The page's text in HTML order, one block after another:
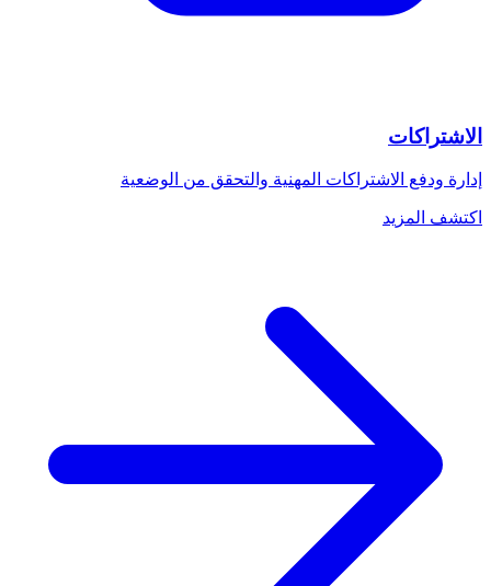
الاشتراكات
إدارة ودفع الاشتراكات المهنية والتحقق من الوضعية
اكتشف المزيد